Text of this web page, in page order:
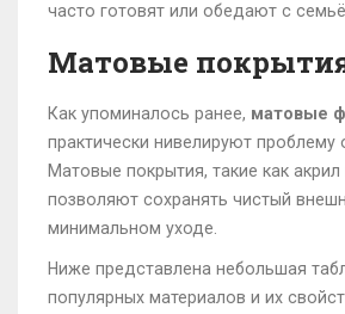
часто готовят или обедают с
Матовые
Как упоминалось ранее, матовые
практически нивелируют проблему
Матовые покрытия, такие как акрил
позволяют сохранять чистый
минимальном уходе.
Ниже представлена небольшая
популярных материалов и их